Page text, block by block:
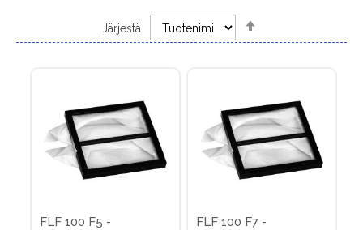
Järjestä
FLF 100 F5 -
FLF 100 F7 -